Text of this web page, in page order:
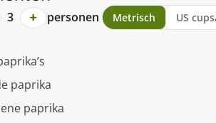
3 + personen Metrisch US
paprika
paprika